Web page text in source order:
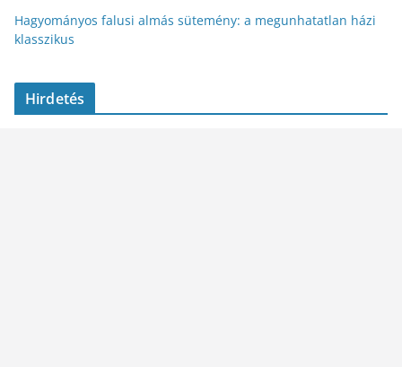
Hagyományos falusi almás sütemény: a megunhatatlan házi
klasszikus
Hirdetés